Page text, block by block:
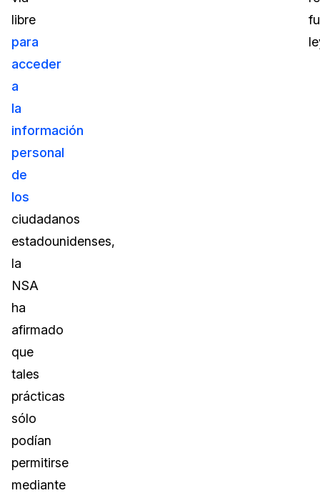
libre
para
acceder
a
la
información
personal
de
los
ciudadanos
estadounidenses,
la
NSA
ha
afirmado
que
tales
prácticas
sólo
podían
permitirse
mediante